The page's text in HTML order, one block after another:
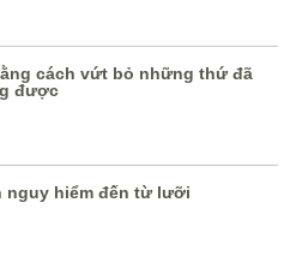
cách vứt bỏ những thứ đã
được
nguy hiểm đến từ lưỡi